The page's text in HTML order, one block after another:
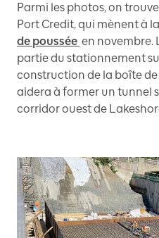
Parmi les photos, on
Port Credit, qui mènent à
de poussée en novembre.
partie du stationnement
construction de la boîte
aidera à former un tunnel
corridor ouest de